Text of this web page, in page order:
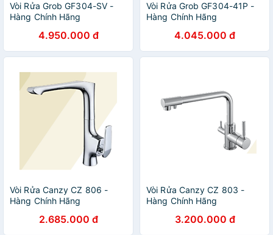
Vòi Rửa Grob GF304-SV -
Hàng Chính Hãng
4.950.000 đ
Vòi Rửa Grob GF304-41P -
Hàng Chính Hãng
4.045.000 đ
Vòi Rửa Canzy CZ 806 -
Hàng Chính Hãng
2.685.000 đ
Vòi Rửa Canzy CZ 803 -
Hàng Chính Hãng
3.200.000 đ